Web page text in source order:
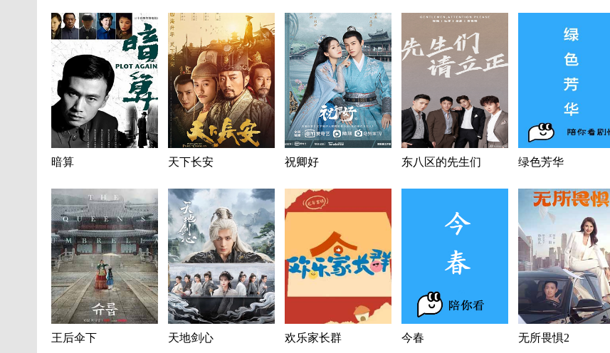
暗算 天下长安 祝卿好 东八区的先生们 绿色芳华
王后伞下 天地剑心 欢乐家长群 今春 无所畏惧2